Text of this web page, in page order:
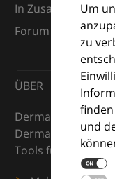
Um
zu
und
In
Forum (EDF) und
ÜBER
DermaCompass
Dermatologie –
Tools für den